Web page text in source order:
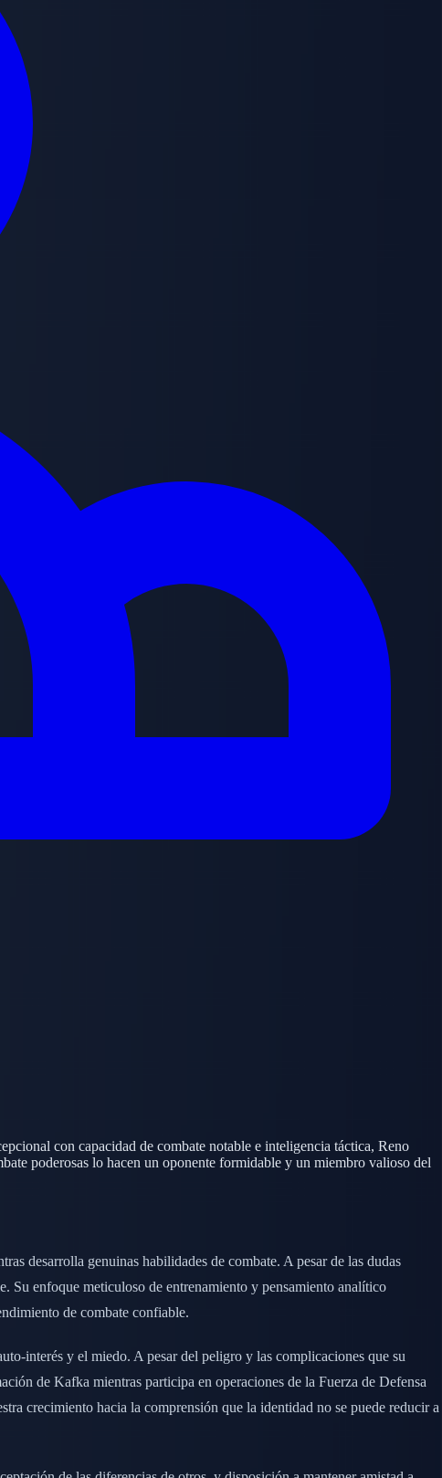
con capacidad de combate notable e inteligencia táctica, Reno
poderosas lo hacen un oponente formidable y un miembro valioso del
desarrolla genuinas habilidades de combate. A pesar de las dudas
Su enfoque meticuloso de entrenamiento y pensamiento analítico
de combate confiable.
interés y el miedo. A pesar del peligro y las complicaciones que su
de Kafka mientras participa en operaciones de la Fuerza de Defensa
crecimiento hacia la comprensión que la identidad no se puede reducir a